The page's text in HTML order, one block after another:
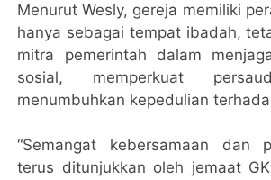
Menurut Wesly, gereja memiliki
hanya sebagai tempat ibadah,
mitra pemerintah dalam
sosial, memperkuat
menumbuhkan kepedulian
“Semangat kebersamaan dan
terus ditunjukkan oleh jemaat